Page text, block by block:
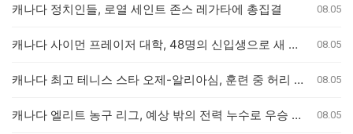
캐나다 정치인들, 로열 세인트 존스 레가타에 총집결 08.05
캐나다 사이먼 프레이저 대학, 48명의 신입생으로 새 의과대학 개교 08.05
캐나다 최고 테니스 스타 오제-알리아심, 훈련 중 허리 부상으로 내셔널 오픈 기권 08.05
캐나다 엘리트 농구 리그, 예상 밖의 전력 누수로 우승 경쟁 판도 변화 08.05